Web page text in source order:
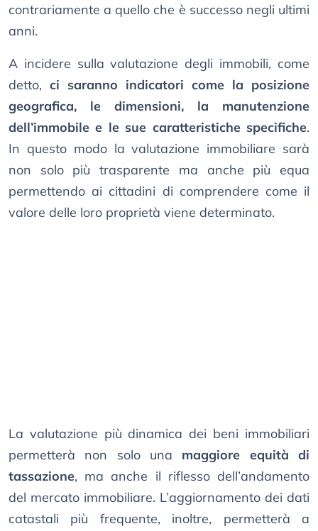
contrariamente a quello che è successo negli ultimi
anni.
A incidere sulla valutazione degli immobili, come
detto, ci saranno indicatori come la posizione
geografica, le dimensioni, la manutenzione
dell’immobile e le sue caratteristiche specifiche.
In questo modo la valutazione immobiliare sarà
non solo più trasparente ma anche più equa
permettendo ai cittadini di comprendere come il
valore delle loro proprietà viene determinato.
La valutazione più dinamica dei beni immobiliari
permetterà non solo una maggiore equità di
tassazione, ma anche il riflesso dell’andamento
del mercato immobiliare. L’aggiornamento dei dati
catastali più frequente, inoltre, permetterà a